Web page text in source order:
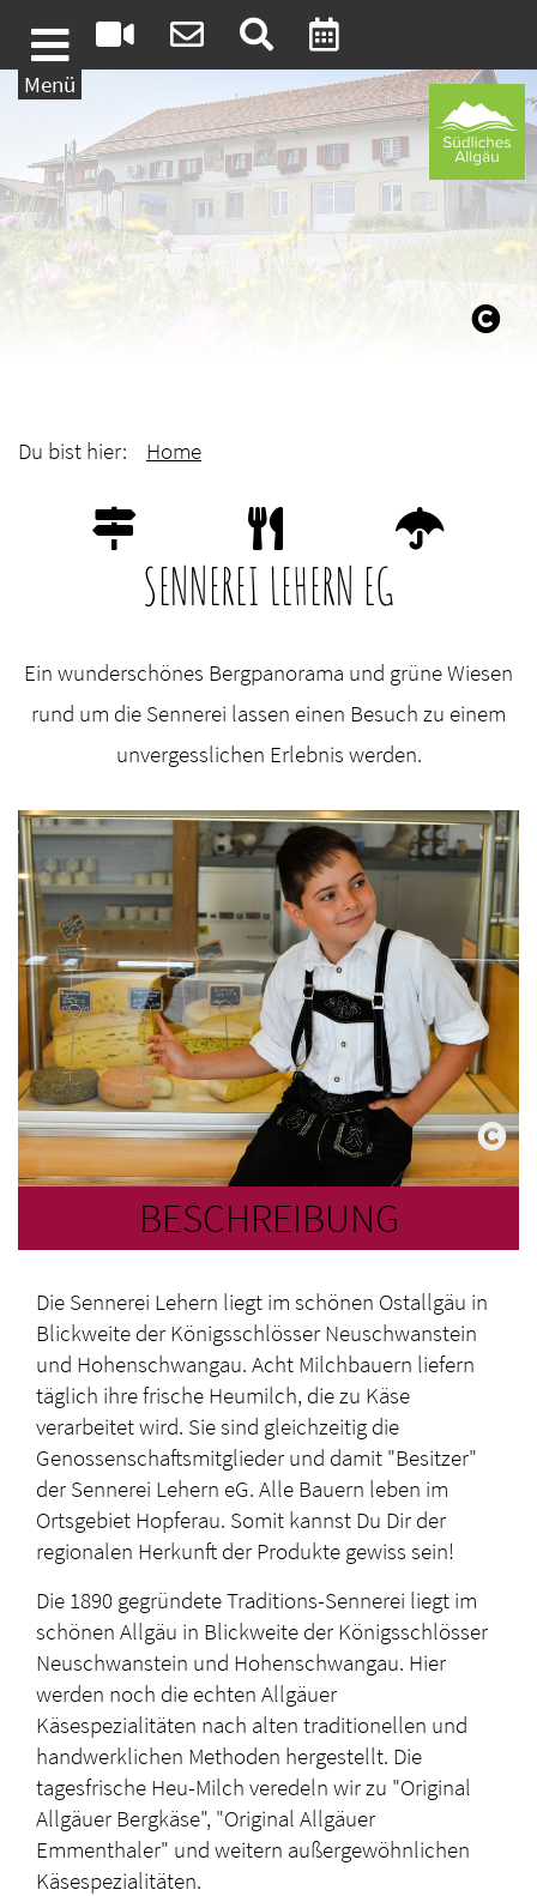
Weiter zum Inhalt
Menü
Du bist hier: Home
SENNEREI LEHERN EG
Ein wunderschönes Bergpanorama und grüne Wiesen
rund um die Sennerei lassen einen Besuch zu einem
unvergesslichen Erlebnis werden.
BESCHREIBUNG
Die Sennerei Lehern liegt im schönen Ostallgäu in
Blickweite der Königsschlösser Neuschwanstein
und Hohenschwangau. Acht Milchbauern liefern
täglich ihre frische Heumilch, die zu Käse
verarbeitet wird. Sie sind gleichzeitig die
Genossenschaftsmitglieder und damit "Besitzer"
der Sennerei Lehern eG. Alle Bauern leben im
Ortsgebiet Hopferau. Somit kannst Du Dir der
regionalen Herkunft der Produkte gewiss sein!
Die 1890 gegründete Traditions-Sennerei liegt im
schönen Allgäu in Blickweite der Königsschlösser
Neuschwanstein und Hohenschwangau. Hier
werden noch die echten Allgäuer
Käsespezialitäten nach alten traditionellen und
handwerklichen Methoden hergestellt. Die
tagesfrische Heu-Milch veredeln wir zu "Original
Allgäuer Bergkäse", "Original Allgäuer
Emmenthaler" und weitern außergewöhnlichen
Käsespezialitäten.